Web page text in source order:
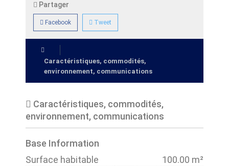
Partager
Facebook Tweet
Caractéristiques, commodités,
environnement, communications
Caractéristiques, commodités,
environnement, communications
Base Information
Surface habitable
100.00 m²